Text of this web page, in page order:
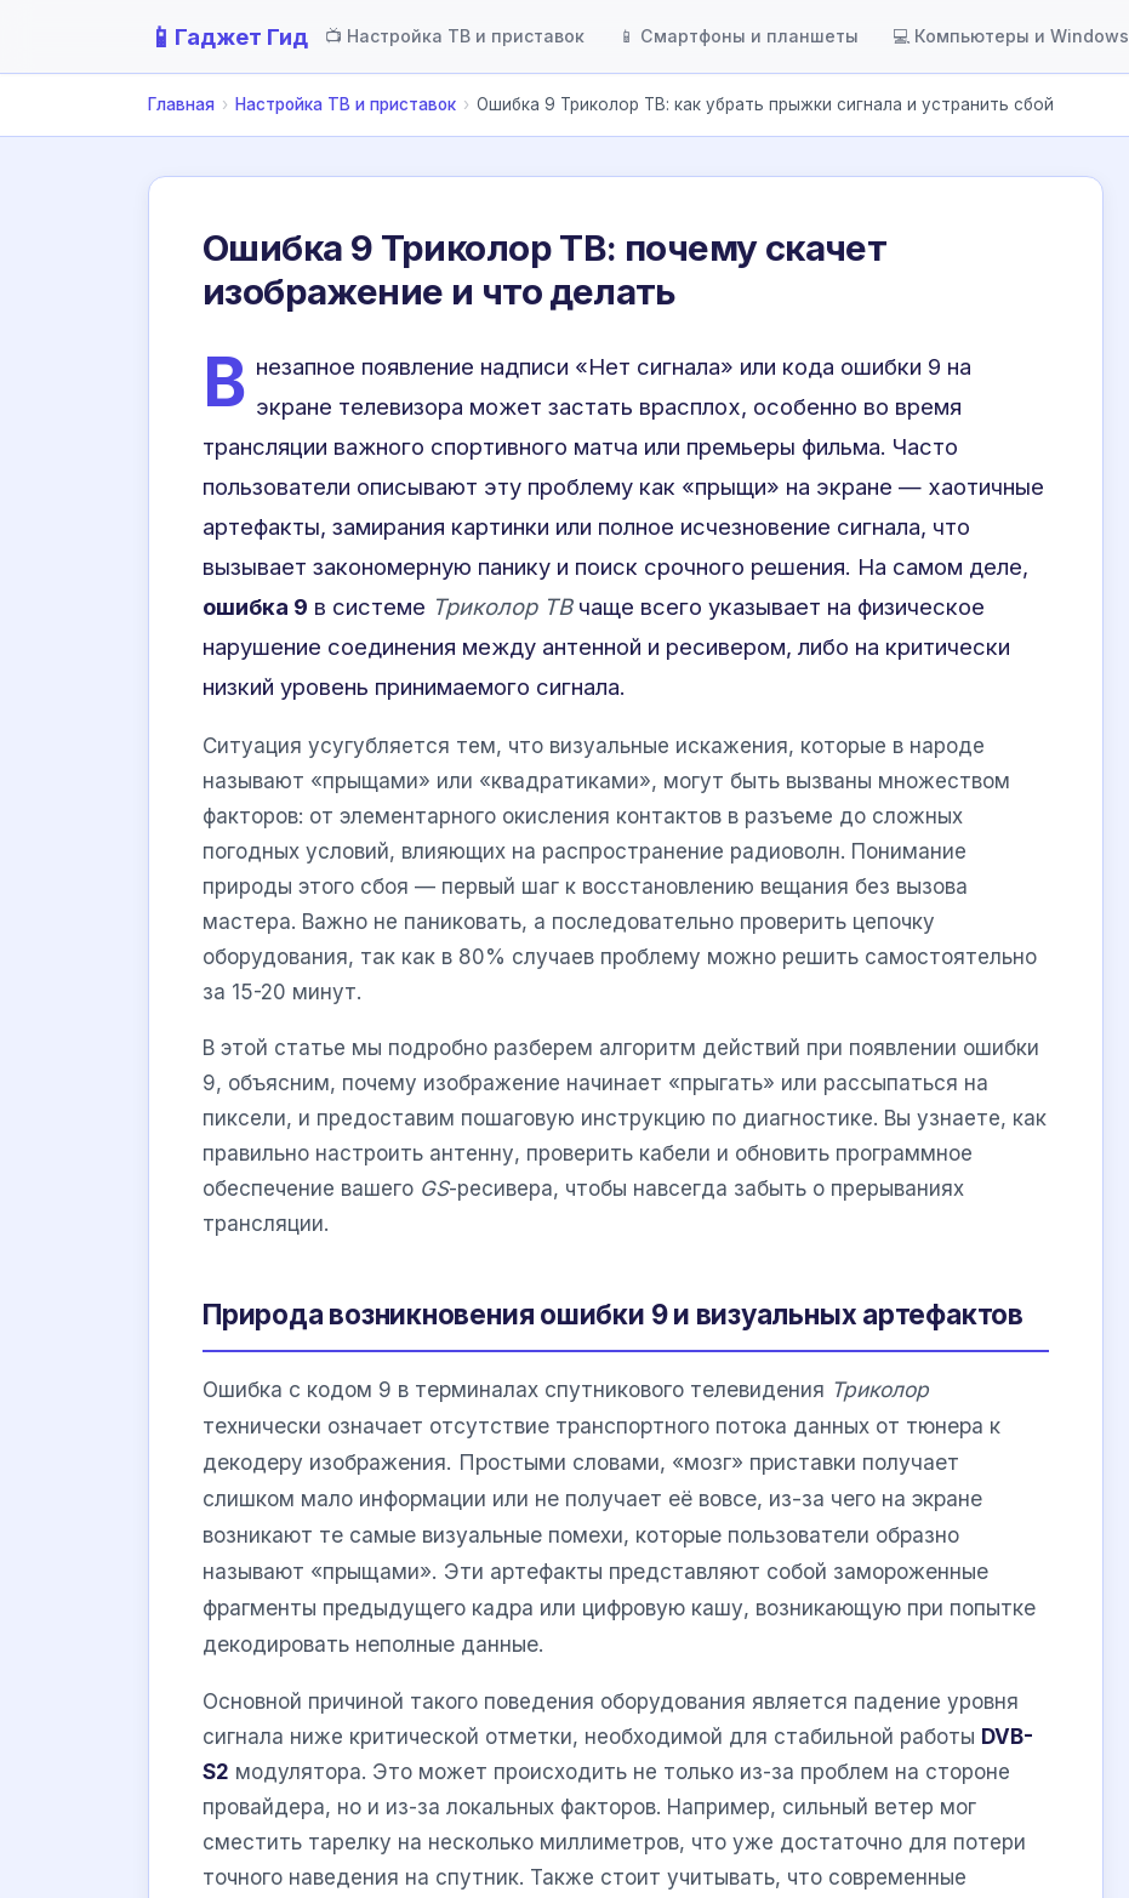
📱 Гаджет Гид 📺 Настройка ТВ и приставок 📱 Смартфоны и планшеты 💻 Компьютеры и Windows
Главная › Настройка ТВ и приставок › Ошибка 9 Триколор ТВ: как убрать прыжки сигнала и устранить сбой
Ошибка 9 Триколор ТВ: почему скачет
изображение и что делать
В незапное появление надписи «Нет сигнала» или кода ошибки 9 на
экране телевизора может застать врасплох, особенно во время
трансляции важного спортивного матча или премьеры фильма. Часто
пользователи описывают эту проблему как «прыщи» на экране — хаотичные
артефакты, замирания картинки или полное исчезновение сигнала, что
вызывает закономерную панику и поиск срочного решения. На самом деле,
ошибка 9 в системе Триколор ТВчаще всего указывает на физическое
нарушение соединения между антенной и ресивером, либо на критически
низкий уровень принимаемого сигнала.
Ситуация усугубляется тем, что визуальные искажения, которые в народе
называют «прыщами» или «квадратиками», могут быть вызваны множеством
факторов: от элементарного окисления контактов в разъеме до сложных
погодных условий, влияющих на распространение радиоволн. Понимание
природы этого сбоя — первый шаг к восстановлению вещания без вызова
мастера. Важно не паниковать, а последовательно проверить цепочку
оборудования, так как в 80% случаев проблему можно решить самостоятельно
за 15-20 минут.
В этой статье мы подробно разберем алгоритм действий при появлении ошибки
9, объясним, почему изображение начинает «прыгать» или рассыпаться на
пиксели, и предоставим пошаговую инструкцию по диагностике. Вы узнаете, как
правильно настроить антенну, проверить кабели и обновить программное
обеспечение вашего GS-ресивера, чтобы навсегда забыть о прерываниях
трансляции.
Природа возникновения ошибки 9 и визуальных артефактов
Ошибка с кодом 9 в терминалах спутникового телевидения Триколор
технически означает отсутствие транспортного потока данных от тюнера к
декодеру изображения. Простыми словами, «мозг» приставки получает
слишком мало информации или не получает её вовсе, из-за чего на экране
возникают те самые визуальные помехи, которые пользователи образно
называют «прыщами». Эти артефакты представляют собой замороженные
фрагменты предыдущего кадра или цифровую кашу, возникающую при попытке
декодировать неполные данные.
Основной причиной такого поведения оборудования является падение уровня
сигнала ниже критической отметки, необходимой для стабильной работы DVB-
S2 модулятора. Это может происходить не только из-за проблем на стороне
провайдера, но и из-за локальных факторов. Например, сильный ветер мог
сместить тарелку на несколько миллиметров, что уже достаточно для потери
точного наведения на спутник. Также стоит учитывать, что современные